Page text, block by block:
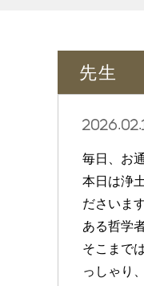
先生
毎日、お
本日は浄
ださいます
ある哲学
そこまで
っしゃり